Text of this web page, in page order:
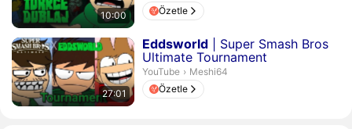
10:00
Özetle
27:01
Eddsworld | Super Smash Bros
Ultimate Tournament
Süre 27 dakika 1 saniye
YouTube › Meshi64.
Meshi64
Özetle